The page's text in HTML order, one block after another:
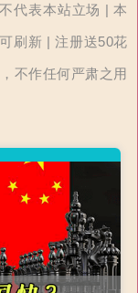
代表本站立场 | 本
刷新 | 注册送50花
不作任何严肃之用